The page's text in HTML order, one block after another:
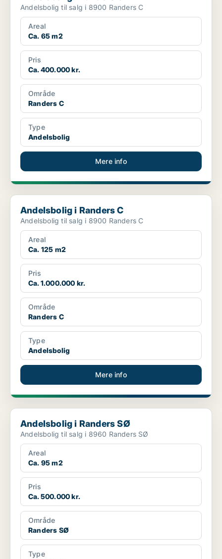
Andelsbolig til salg i 8900 Randers C
Areal
Ca. 65 m2
Pris
Ca. 400.000 kr.
Område
Randers C
Type
Andelsbolig
Mere info
Andelsbolig i Randers C
Andelsbolig i Randers C
Andelsbolig til salg i 8900 Randers C
Areal
Ca. 125 m2
Pris
Ca. 1.000.000 kr.
Område
Randers C
Type
Andelsbolig
Mere info
Andelsbolig i Randers SØ
Andelsbolig i Randers SØ
Andelsbolig til salg i 8960 Randers SØ
Areal
Ca. 95 m2
Pris
Ca. 500.000 kr.
Område
Randers SØ
Type